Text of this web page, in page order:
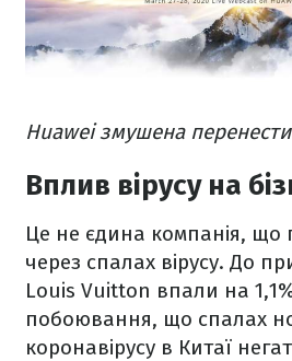
Huawei змушена
Вплив вірусу на
Це не єдина компанія, що
через спалах вірусу. До
Louis Vuitton впали на
побоювання, що спалах
коронавірусу в Китаї